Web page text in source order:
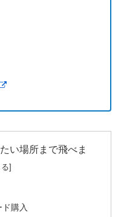
い場所まで飛べま
購入